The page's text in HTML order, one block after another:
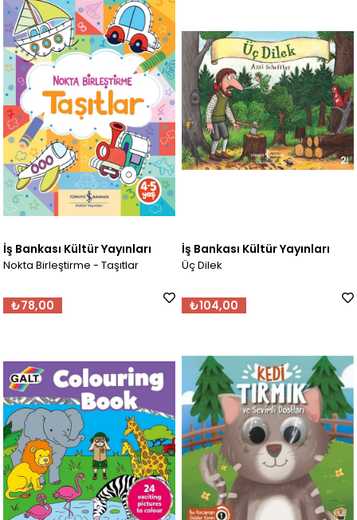
İş Bankası Kültür Yayınları
Nokta Birleştirme - Taşıtlar
₺78,00
İş Bankası Kültür Yayınları
Üç Dilek
₺104,00